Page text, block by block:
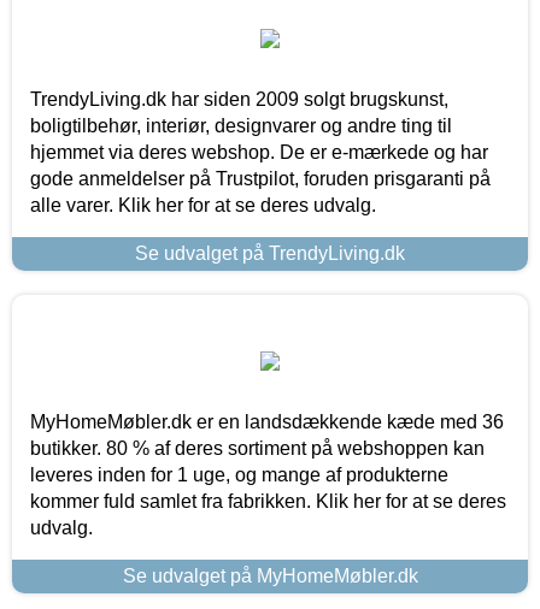
TrendyLiving.dk har siden 2009 solgt brugskunst,
boligtilbehør, interiør, designvarer og andre ting til
hjemmet via deres webshop. De er e-mærkede og har
gode anmeldelser på Trustpilot, foruden prisgaranti på
alle varer. Klik her for at se deres udvalg.
Se udvalget på TrendyLiving.dk
MyHomeMøbler.dk er en landsdækkende kæde med 36
butikker. 80 % af deres sortiment på webshoppen kan
leveres inden for 1 uge, og mange af produkterne
kommer fuld samlet fra fabrikken. Klik her for at se deres
udvalg.
Se udvalget på MyHomeMøbler.dk